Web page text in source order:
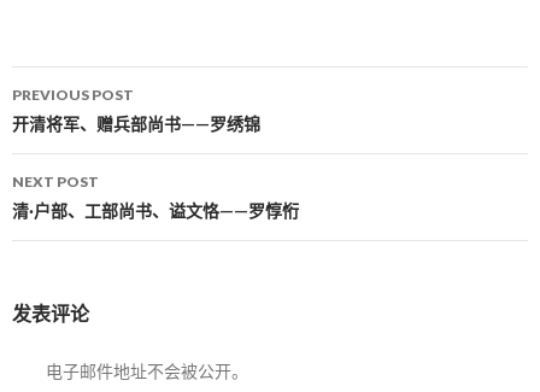
Post navigation
PREVIOUS POST
开清将军、赠兵部尚书——罗绣锦
NEXT POST
清·户部、工部尚书、谥文恪——罗惇㤚
发表评论
电子邮件地址不会被公开。